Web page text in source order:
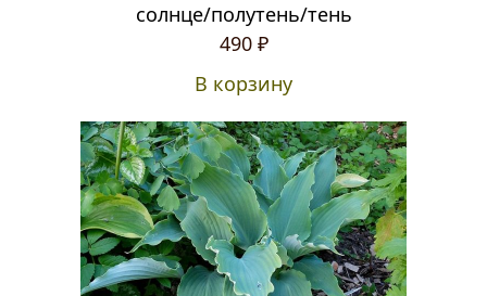
солнце/полутень/тень
490 ₽
В корзину